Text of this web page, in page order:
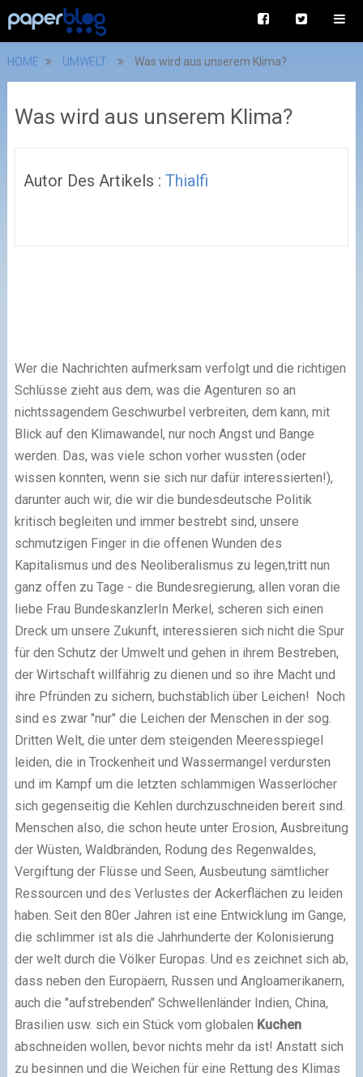
HOME UMWELT Was wird aus unserem Klima?
Was wird aus unserem Klima?
Autor Des Artikels : Thialfi
Wer die Nachrichten aufmerksam verfolgt und die richtigen
Schlüsse zieht aus dem, was die Agenturen so an
nichtssagendem Geschwurbel verbreiten, dem kann, mit
Blick auf den Klimawandel, nur noch Angst und Bange
werden. Das, was viele schon vorher wussten (oder
wissen konnten, wenn sie sich nur dafür interessierten!),
darunter auch wir, die wir die bundesdeutsche Politik
kritisch begleiten und immer bestrebt sind, unsere
schmutzigen Finger in die offenen Wunden des
Kapitalismus und des Neoliberalismus zu legen,tritt nun
ganz offen zu Tage - die Bundesregierung, allen voran die
liebe Frau BundeskanzlerIn Merkel, scheren sich einen
Dreck um unsere Zukunft, interessieren sich nicht die Spur
für den Schutz der Umwelt und gehen in ihrem Bestreben,
der Wirtschaft willfährig zu dienen und so ihre Macht und
ihre Pfründen zu sichern, buchstäblich über Leichen! Noch
sind es zwar "nur" die Leichen der Menschen in der sog.
Dritten Welt, die unter dem steigenden Meeresspiegel
leiden, die in Trockenheit und Wassermangel verdursten
und im Kampf um die letzten schlammigen Wasserlöcher
sich gegenseitig die Kehlen durchzuschneiden bereit sind.
Menschen also, die schon heute unter Erosion, Ausbreitung
der Wüsten, Waldbränden, Rodung des Regenwaldes,
Vergiftung der Flüsse und Seen, Ausbeutung sämtlicher
Ressourcen und des Verlustes der Ackerflächen zu leiden
haben. Seit den 80er Jahren ist eine Entwicklung im Gange,
die schlimmer ist als die Jahrhunderte der Kolonisierung
der welt durch die Völker Europas. Und es zeichnet sich ab,
dass neben den Europäern, Russen und Angloamerikanern,
auch die "aufstrebenden" Schwellenländer Indien, China,
Brasilien usw. sich ein Stück vom globalen Kuchen
abschneiden wollen, bevor nichts mehr da ist! Anstatt sich
zu besinnen und die Weichen für eine Rettung des Klimas